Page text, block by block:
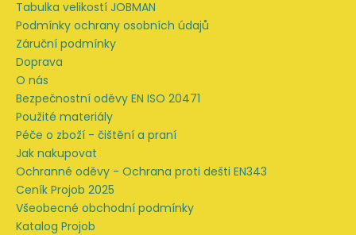
Tabulka velikostí JOBMAN
Podmínky ochrany osobních údajů
Záruční podmínky
Doprava
O nás
Bezpečnostní oděvy EN ISO 20471
Použité materiály
Péče o zboží - čištění a praní
Jak nakupovat
Ochranné oděvy - Ochrana proti dešti EN343
Ceník Projob 2025
Všeobecné obchodní podmínky
Katalog Projob